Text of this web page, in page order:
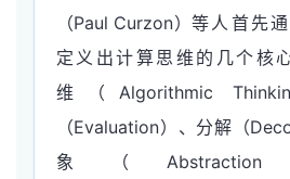
（Paul Curzon） 等人首先
定义出计算思维的几个
维（Algorithmic
（Evaluation）、分解（
象（